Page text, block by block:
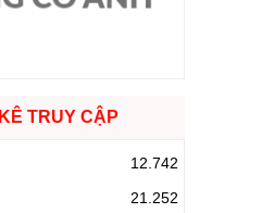
TRUY CẬP
12.742
21.252